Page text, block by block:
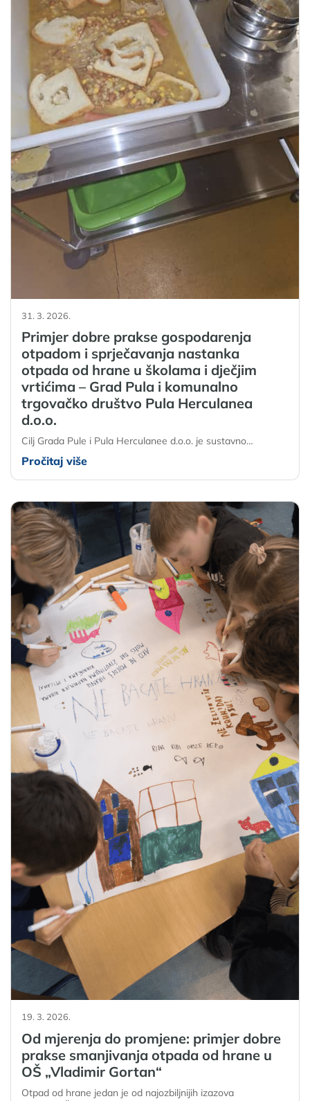
31. 3. 2026.
Primjer dobre prakse gospodarenja
otpadom i sprječavanja nastanka
otpada od hrane u školama i dječjim
vrtićima – Grad Pula i komunalno
trgovačko društvo Pula Herculanea
d.o.o.
Cilj Grada Pule i Pula Herculanee d.o.o. je sustavno…
Pročitaj više
19. 3. 2026.
Od mjerenja do promjene: primjer dobre
prakse smanjivanja otpada od hrane u
OŠ „Vladimir Gortan“
Otpad od hrane jedan je od najozbiljnijih izazova